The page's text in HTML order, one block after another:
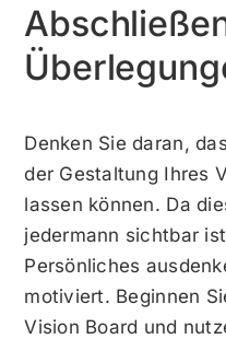
Denken Sie daran,
der Gestaltung Ihres
lassen können. Da
jedermann sichtbar
Persönliches
motiviert. Beginnen
Vision Board und